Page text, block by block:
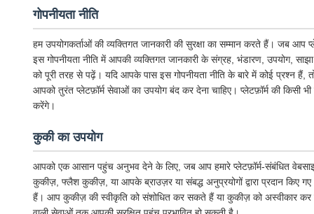
गोपनीयता नीति
हम उपयोगकर्ताओं की व्यक्तिगत जानकारी की सुरक्षा का सम्मान करते हैं। जब आप
इस गोपनीयता नीति में आपकी व्यक्तिगत जानकारी के संग्रह, भंडारण, उपयोग,
को पूरी तरह से पढ़ें। यदि आपके पास इस गोपनीयता नीति के बारे में कोई प्रश्न हैं,
आपको तुरंत प्लेटफ़ॉर्म सेवाओं का उपयोग बंद कर देना चाहिए। प्लेटफ़ॉर्म की
करेंगे।
कुकी का उपयोग
आपको एक आसान पहुंच अनुभव देने के लिए, जब आप हमारे प्लेटफ़ॉर्म-संबंधित
कुकीज़, फ्लैश कुकीज़, या आपके ब्राउज़र या संबद्ध अनुप्रयोगों द्वारा प्रदान
हैं। आप कुकीज़ की स्वीकृति को संशोधित कर सकते हैं या कुकीज़ को अस्वीकार कर